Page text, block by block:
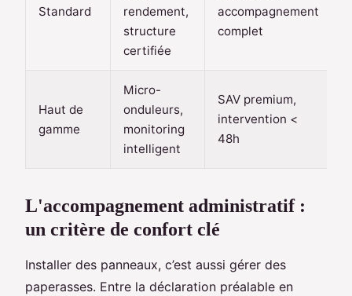
Standard
rendement,
structure
certifiée
accompagnement
complet
Haut de
gamme
Micro-
onduleurs,
monitoring
intelligent
SAV premium,
intervention <
48h
L'accompagnement administratif :
un critère de confort clé
Installer des panneaux, c’est aussi gérer des
paperasses. Entre la déclaration préalable en